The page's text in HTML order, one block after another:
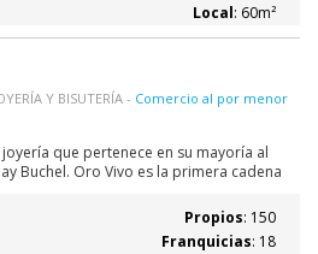
Local: 60m²
Y BISUTERÍA - Comercio al por menor
que pertenece en su mayoría al
Buchel. Oro Vivo es la primera cadena
artículos. Con sus 170 establecimientos,
Propios: 150
Franquicias: 18